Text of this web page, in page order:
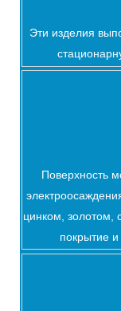
Эти изделия
Поверхность
цинком, золотом,
покрытие и